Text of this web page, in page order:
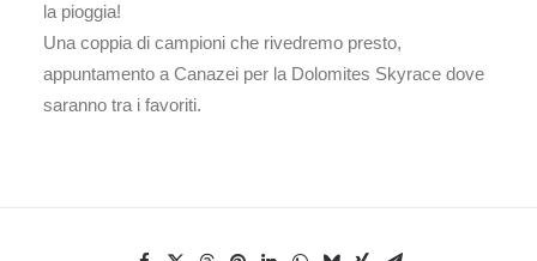
la pioggia!
Una coppia di campioni che rivedremo presto,
appuntamento a Canazei per la Dolomites Skyrace dove
saranno tra i favoriti.